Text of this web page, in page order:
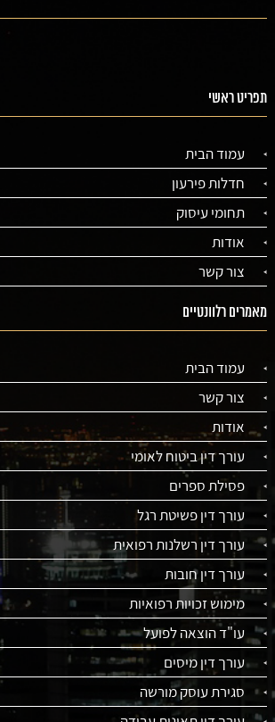
תפריט ראשי
עמוד הבית
חדלות פירעון
תחומי עיסוק
אודות
צור קשר
מאמרים רלוונטיים
עמוד הבית
צור קשר
אודות
עורך דין ביטוח לאומי
פסילת ספרים
עורך דין פשיטת רגל
עורך דין רשלנות רפואית
עורך דין חובות
מימוש זכויות רפואיות
עו"ד הוצאה לפועל
עורך דין מיסים
סגירת עוסק מורשה